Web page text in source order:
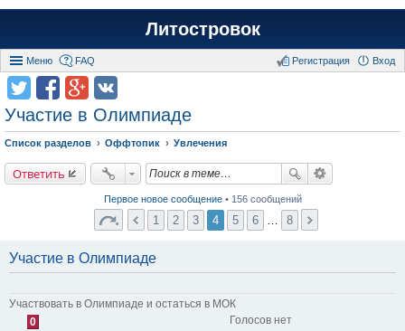
Литостровок
Меню FAQ Вход
Регистрация
Участие в Олимпиаде
Список разделов Оффтопик Увлечения
Ответить
Первое новое сообщение• 156 сообщений
1 2 3 4 5 6 8
Участие в Олимпиаде
Участвовать в Олимпиаде и остаться в МОК
0
Голосов нет